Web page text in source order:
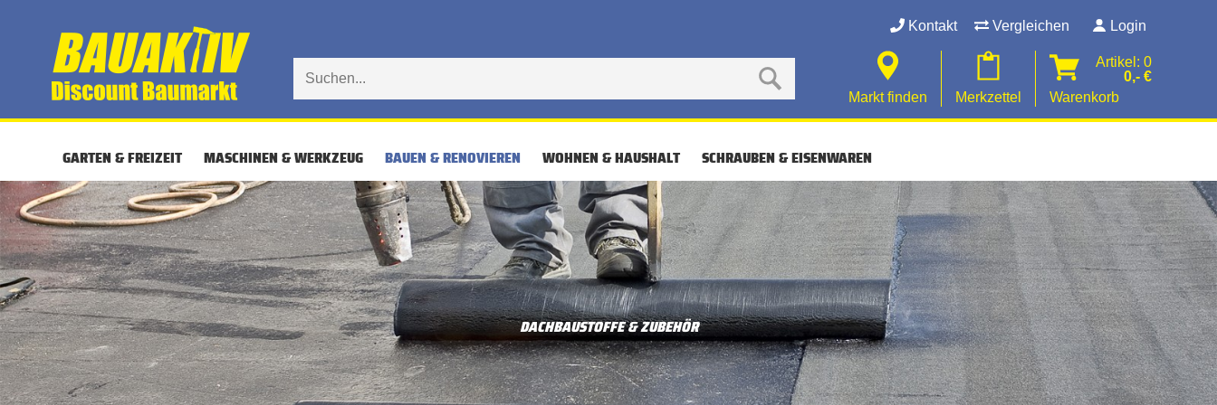
Kontakt Vergleichen Login
Markt finden Merkzettel
Artikel: 0
0,- €
Warenkorb
GARTEN & FREIZEIT MASCHINEN & WERKZEUG BAUEN & RENOVIEREN WOHNEN & HAUSHALT SCHRAUBEN & EISENWAREN
DACHBAUSTOFFE & ZUBEHÖR